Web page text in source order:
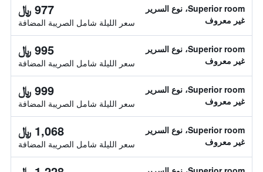
Superior room، نوع السرير
غير معروف
977 ﷼
سعر الليلة شامل الصريبة المضافة
Superior room، نوع السرير
غير معروف
995 ﷼
سعر الليلة شامل الصريبة المضافة
Superior room، نوع السرير
غير معروف
999 ﷼
سعر الليلة شامل الصريبة المضافة
Superior room، نوع السرير
غير معروف
1,068 ﷼
سعر الليلة شامل الصريبة المضافة